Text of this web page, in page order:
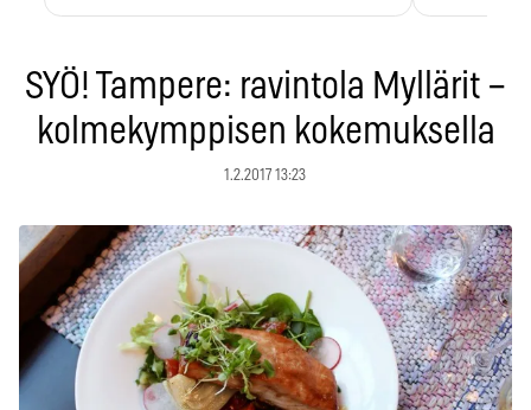
SYÖ! Tampere: ravintola Myllärit –
kolmekymppisen kokemuksella
1.2.2017 13:23